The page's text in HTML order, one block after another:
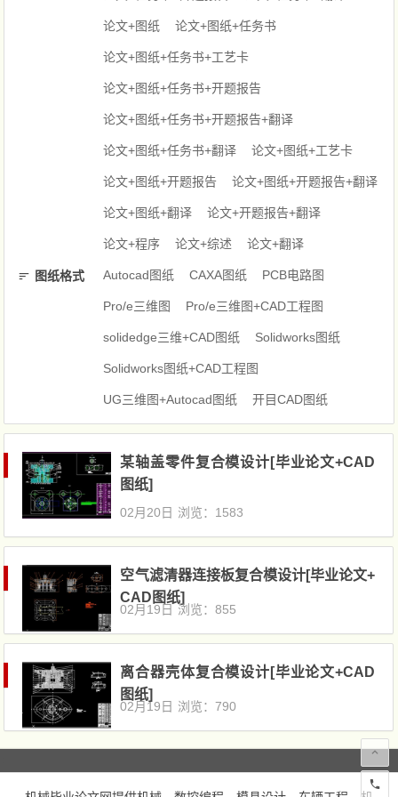
论文+图纸 论文+图纸+任务书
论文+图纸+任务书+工艺卡
论文+图纸+任务书+开题报告
论文+图纸+任务书+开题报告+翻译
论文+图纸+任务书+翻译 论文+图纸+工艺卡
论文+图纸+开题报告 论文+图纸+开题报告+翻译
论文+图纸+翻译 论文+开题报告+翻译
论文+程序 论文+综述 论文+翻译
图纸格式 Autocad图纸 CAXA图纸 PCB电路图
Pro/e三维图 Pro/e三维图+CAD工程图
solidedge三维+CAD图纸 Solidworks图纸
Solidworks图纸+CAD工程图
UG三维图+Autocad图纸 开目CAD图纸
某轴盖零件复合模设计[毕业论文+CAD
图纸]
02月20日 浏览：1583
空气滤清器连接板复合模设计[毕业论文+
CAD图纸]
02月19日 浏览：855
离合器壳体复合模设计[毕业论文+CAD
图纸]
02月19日 浏览：790